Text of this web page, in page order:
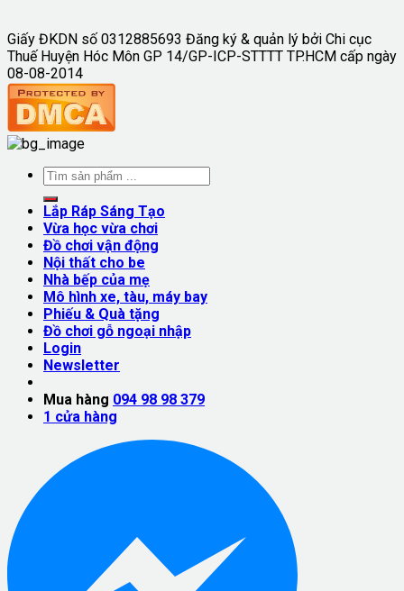
Giấy ĐKDN số 0312885693 Đăng ký & quản lý bởi Chi cục
Thuế Huyện Hóc Môn GP 14/GP-ICP-STTTT TP.HCM cấp ngày
08-08-2014
Lắp Ráp Sáng Tạo
Vừa học vừa chơi
Đồ chơi vận động
Nội thất cho be
Nhà bếp của mẹ
Mô hình xe, tàu, máy bay
Phiếu & Quà tặng
Đồ chơi gỗ ngoại nhập
Login
Newsletter
Mua hàng 094 98 98 379
1 cửa hàng